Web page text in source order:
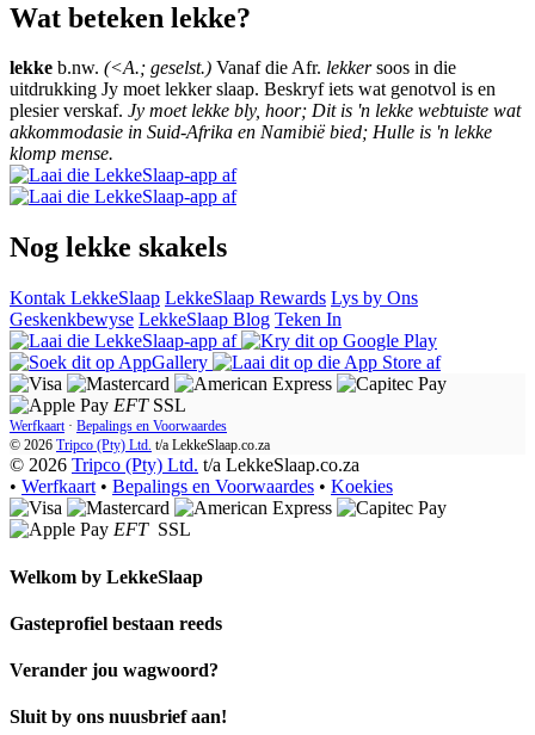
Wat beteken lekke?
lekke b.nw. (<A.; geselst.) Vanaf die Afr. lekkersoos in die
uitdrukking Jy moet lekker slaap. Beskryf iets wat genotvol is en
plesier verskaf. Jy moet lekke bly, hoor; Dit is 'n lekke webtuiste wat
akkommodasie in Suid-Afrika en Namibië bied; Hulle is 'n lekke
klomp mense.
Nog lekke skakels
Kontak LekkeSlaap LekkeSlaap Rewards Lys by Ons
Geskenkbewyse LekkeSlaap Blog Teken In
EFT SSL
Werfkaart · Bepalings en Voorwaardes
© 2026 Tripco (Pty) Ltd. t/a LekkeSlaap.co.za
© 2026 Tripco (Pty) Ltd. t/a LekkeSlaap.co.za
• Werfkaart • Bepalings en Voorwaardes • Koekies
EFT SSL
Welkom by LekkeSlaap
Gasteprofiel bestaan ​​reeds
Verander jou wagwoord?
Sluit by ons nuusbrief aan!